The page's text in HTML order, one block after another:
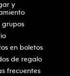
y
en boletos
de regalo
frecuentes